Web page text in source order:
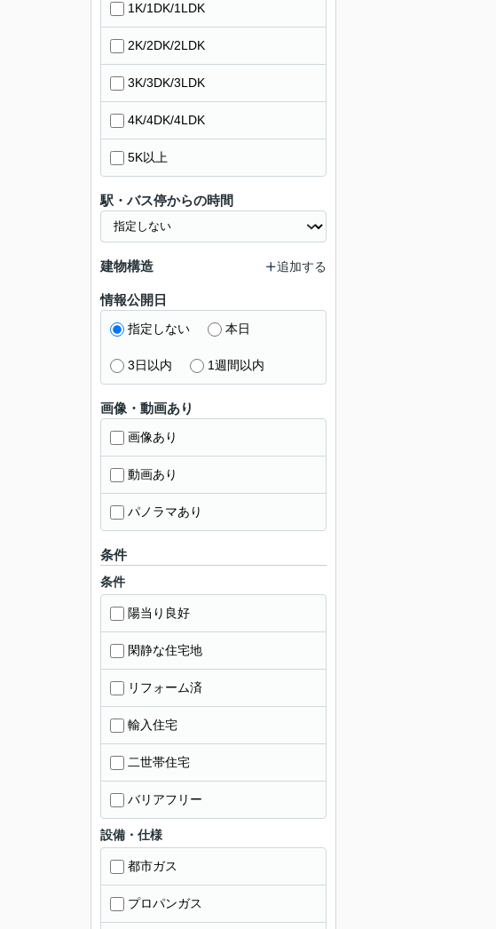
1K/1DK/1LDK
2K/2DK/2LDK
3K/3DK/3LDK
4K/4DK/4LDK
5K以上
駅・バス停からの時間
建物構造 追加する
情報公開日
指定しない 本日
3日以内 1週間以内
画像・動画あり
画像あり
動画あり
パノラマあり
条件
条件
陽当り良好
閑静な住宅地
リフォーム済
輸入住宅
二世帯住宅
バリアフリー
設備・仕様
都市ガス
プロパンガス